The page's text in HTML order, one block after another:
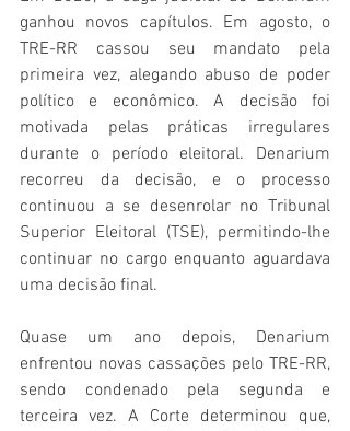
ganhou novos capítulos. Em agosto, o
TRE-RR cassou seu mandato pela
primeira vez, alegando abuso de poder
político e econômico. A decisão foi
motivada pelas práticas irregulares
durante o período eleitoral. Denarium
recorreu da decisão, e o processo
continuou a se desenrolar no Tribunal
Superior Eleitoral (TSE), permitindo-lhe
continuar no cargo enquanto aguardava
uma decisão final.
Quase um ano depois, Denarium
enfrentou novas cassações pelo TRE-RR,
sendo condenado pela segunda e
terceira vez. A Corte determinou que,